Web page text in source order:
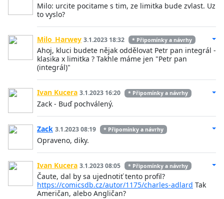
Milo: urcite pocitame s tim, ze limitka bude zvlast. Uz
to vyslo?
Milo_Harwey 3.1.2023 18:32 * Připomínky a návrhy
Ahoj, kluci budete nějak oddělovat Petr pan integrál -
klasika x limitka ? Takhle máme jen "Petr pan
(integrál)"
Ivan Kucera 3.1.2023 16:20 * Připomínky a návrhy
Zack - Buď pochválený.
Zack 3.1.2023 08:19 * Připomínky a návrhy
Opraveno, diky.
Ivan Kucera 3.1.2023 08:05 * Připomínky a návrhy
Čaute, dal by sa ujednotiť tento profil?
https://comicsdb.cz/autor/1175/charles-adlard Tak
Američan, alebo Angličan?